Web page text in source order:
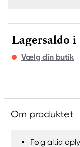
Lagersaldo
Vælg din butik
Om produktet
Følg altid